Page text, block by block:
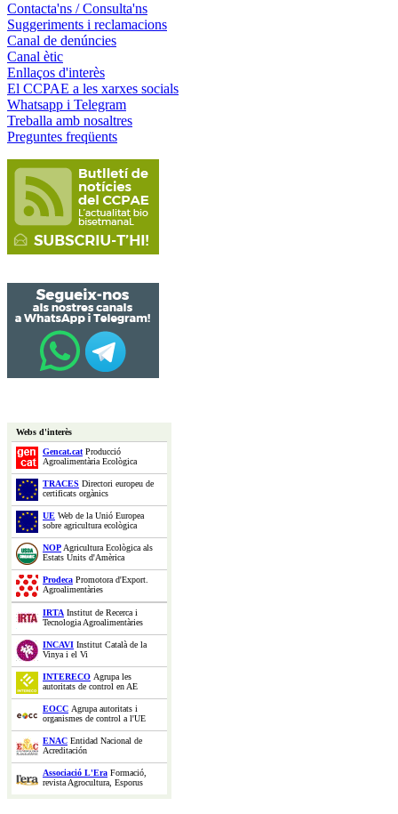
Contacta'ns / Consulta'ns
Suggeriments i reclamacions
Canal de denúncies
Canal ètic
Enllaços d'interès
El CCPAE a les xarxes socials
Whatsapp i Telegram
Treballa amb nosaltres
Preguntes freqüents
Webs d'interès
Gencat.catProducció
Agroalimentària Ecològica
TRACES Directori europeu de
certificats orgànics
UE Web de la Unió Europea
sobre agricultura ecològica
NOPAgricultura Ecològica als
Estats Units d'Amèrica
Prodeca Promotora d'Export.
Agroalimentàries
IRTA Institut de Recerca i
Tecnologia Agroalimentàries
INCAVI Institut Català de la
Vinya i el Vi
INTERECO Agrupa les
autoritats de control en AE
EOCC Agrupa autoritats i
organismes de control a l'UE
ENAC Entidad Nacional de
Acreditación
Associació L'Era Formació,
revista Agrocultura, Esporus